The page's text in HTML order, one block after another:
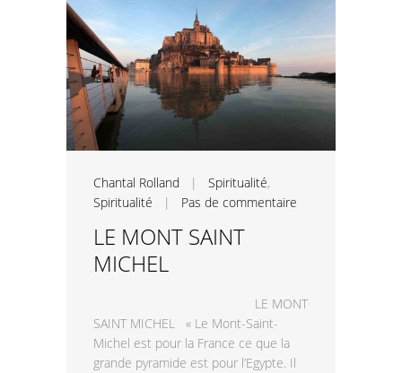
Chantal Rolland | Spiritualité,
Spiritualité | Pas de commentaire
LE MONT SAINT
MICHEL
LE MONT
SAINT MICHEL « Le Mont-Saint-
Michel est pour la France ce que la
grande pyramide est pour l’Egypte. Il